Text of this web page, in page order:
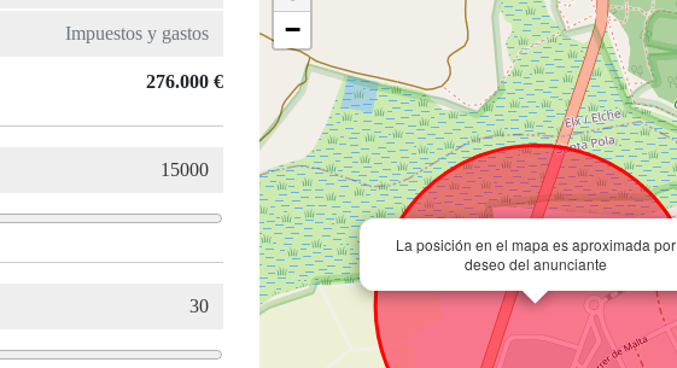
276.000 €
La posición en el mapa es aproximada por
deseo del anunciante
−